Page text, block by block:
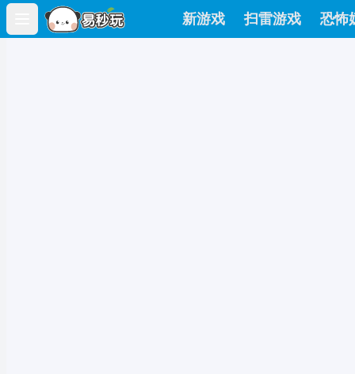
Open main menu
新游戏 扫雷游戏 恐怖